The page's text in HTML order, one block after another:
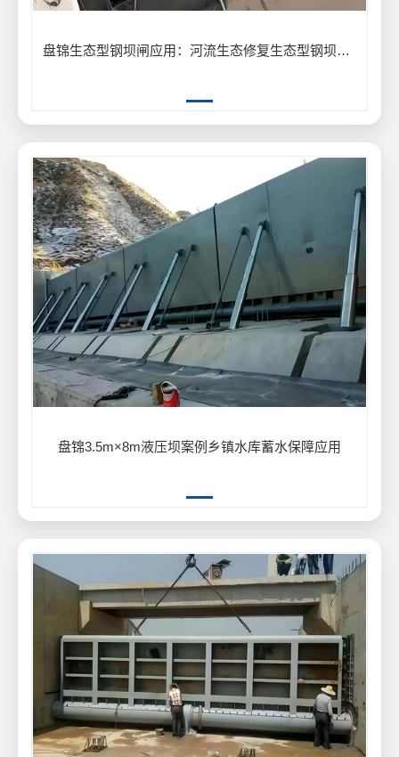
盘锦生态型钢坝闸应用：河流生态修复生态型钢坝闸保护生物多样性案例
盘锦3.5m×8m液压坝案例乡镇水库蓄水保障应用